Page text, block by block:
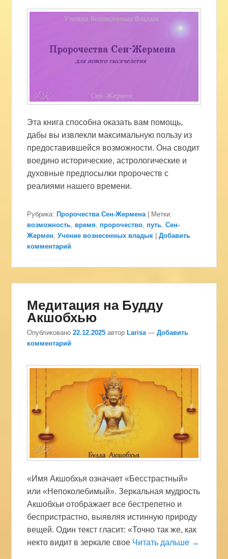
Эта книга способна оказать вам помощь,
дабы вы извлекли максимальную пользу из
предоставившейся возможности. Она сводит
воедино исторические, астрологические и
духовные предпосылки пророчеств с
реалиями нашего времени.
Рубрика: Пророчества Сен-Жермена
Метки:
возможность, время, пророчество, путь,Сен-
Жермен,Учение вознесенных владык |Добавить
комментарий
Медитация на Будду
Акшобхью
Опубликовано22.12.2025 автор Larisa —Добавить
комментарий
«Имя Акшобхья означает «Бесстрастный»
или «Непоколебимый». Зеркальная мудрость
Акшобхьи отображает все бестрепетно и
беспристрастно, выявляя истинную природу
вещей. Один текст гласит: «Точно так же, как
некто видит в зеркале свое Читать дальше →